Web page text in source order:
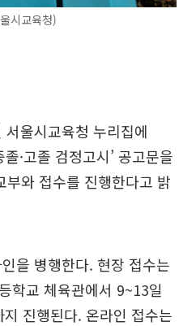
시교육청)
울시교육청 누리집에
·고졸 검정고시’ 공고문을
와 접수를 진행한다고 밝
을 병행한다. 현장 접수는
학교 체육관에서 9~13일
진행된다. 온라인 접수는